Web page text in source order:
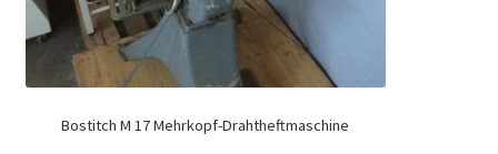
Bostitch M 17 Mehrkopf-Drahtheftmaschine